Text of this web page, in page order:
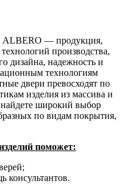
ALBERO — продукция,
производства,
дизайна, надежность и
технологиям
двери превосходят по
изделия из массива и
широкий выбор
по видам покрытия,
поможет:
консультантов.